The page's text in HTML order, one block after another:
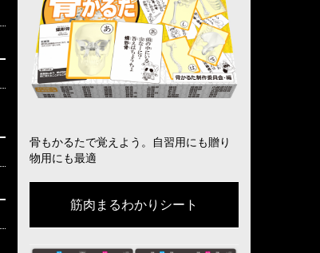
骨もかるたで覚えよう。自習用にも贈り
物用にも最適
筋肉まるわかりシート